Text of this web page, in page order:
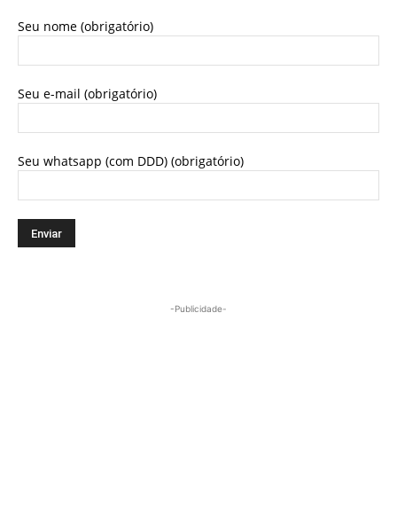
Seu nome (obrigatório)
Seu e-mail (obrigatório)
Seu whatsapp (com DDD) (obrigatório)
-Publicidade-